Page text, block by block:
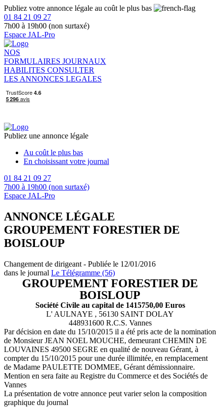
Publiez votre annonce légale au coût le plus bas
01 84 21 09 27
7h00 à 19h00 (non surtaxé)
Espace JAL-Pro
NOS
FORMULAIRES JOURNAUX
HABILITES CONSULTER
LES ANNONCES LEGALES
Publiez une annonce légale
Au coût le plus bas
En choisissant votre journal
01 84 21 09 27
7h00 à 19h00 (non surtaxé)
Espace JAL-Pro
ANNONCE LÉGALE
GROUPEMENT FORESTIER DE
BOISLOUP
Changement de dirigeant - Publiée le 12/01/2016
dans le journal Le Télégramme (56)
GROUPEMENT FORESTIER DE
BOISLOUP
Société Civile au capital de 1415750,00 Euros
L' AULNAYE , 56130 SAINT DOLAY
448931600 R.C.S. Vannes
Par décision en date du 15/10/2015 il a été pris acte de la nomination
de Monsieur JEAN NOEL MOUCHE, demeurant CHEMIN DE
LOUVAINES 49500 SEGRE en qualité de nouveau Gérant, à
compter du 15/10/2015 pour une durée illimitée, en remplacement
de Madame PAULETTE DOMMEE, Gérant démissionnaire.
Mention en sera faite au Registre du Commerce et des Sociétés de
Vannes
La présentation de votre annonce peut varier selon la composition
graphique du journal